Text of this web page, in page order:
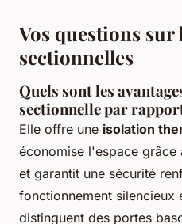
Vos questions sur
sectionnelles
Quels sont les
sectionnelle par
Elle offre une isolation
économise l'espace
et garantit une sécurité
fonctionnement silencieux
distinguent des portes